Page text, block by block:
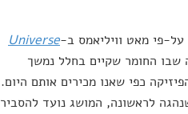
פי מאט וויליאמס ב-Universe
שבו החומר שקיים בחלל נמשך
כפי שאנו מכירים אותם היום.
לראשונה, המושג נועד להסביר